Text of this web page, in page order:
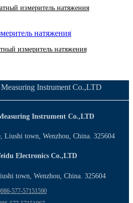
измеритель натяжения
измеритель натяжения
Instrument Co.,LTD
Liushi town, Wenzhou, China. 325604
Electronics Co.,LTD
town, Wenzhou, China. 325604
577-57151590